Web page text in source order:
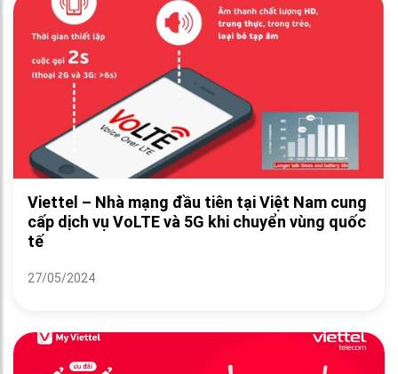
Viettel – Nhà mạng đầu tiên tại Việt Nam cung
cấp dịch vụ VoLTE và 5G khi chuyển vùng quốc
tế
27/05/2024